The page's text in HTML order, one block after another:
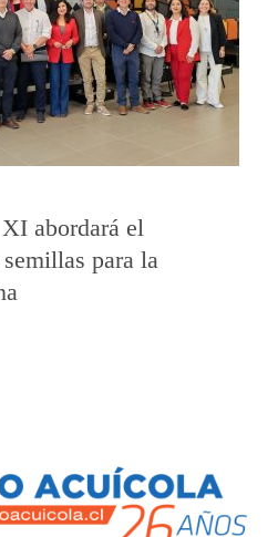
abordará el
para la